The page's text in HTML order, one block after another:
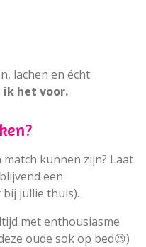
lachen en écht
ik het voor.
kunnen zijn? Laat
een
jullie thuis).
met enthousiasme
oude sok op bed😉)